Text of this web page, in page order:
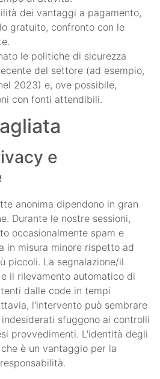
dei vantaggi a pagamento,
gratuito, confronto con le
le politiche di sicurezza
del settore (ad esempio,
2023) e, ove possibile,
con fonti attendibili.
e
anonima dipendono in gran
Durante le nostre sessioni,
occasionalmente spam e
in misura minore rispetto ad
piccoli. La segnalazione/il
il rilevamento automatico di
dalle code in tempi
l'intervento può sembrare
sfuggono ai controlli
provvedimenti. L'identità degli
è un vantaggio per la